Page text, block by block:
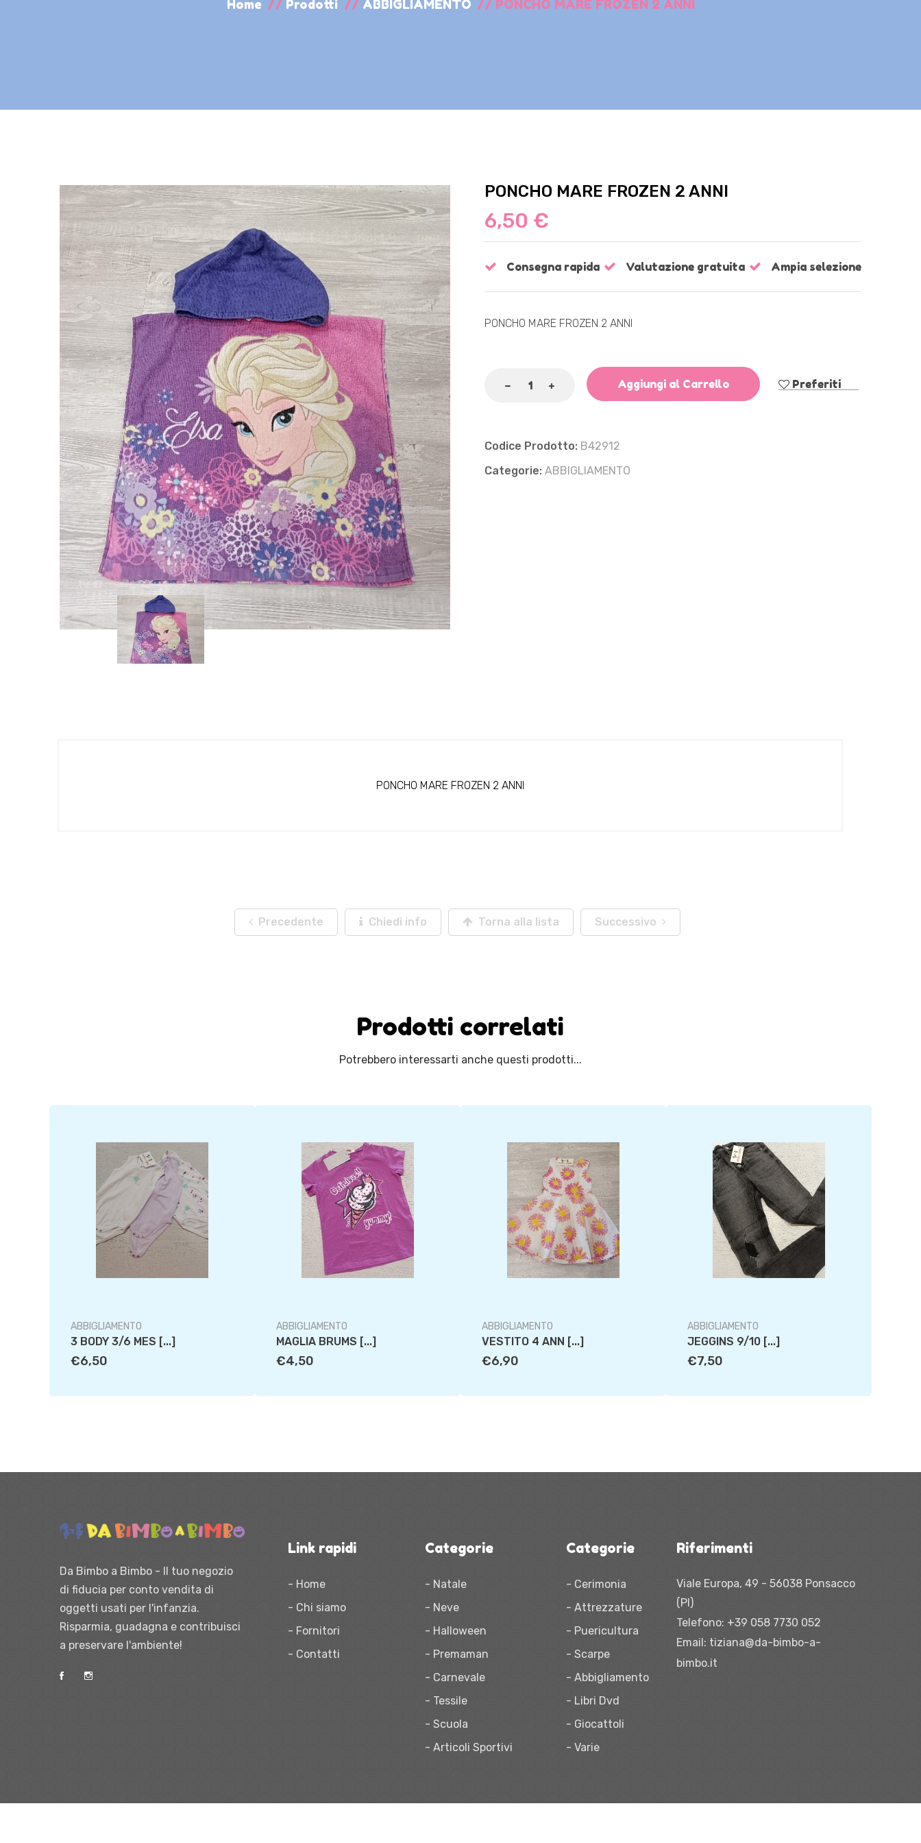
Home // Prodotti // ABBIGLIAMENTO // PONCHO MARE FROZEN 2 ANNI
PONCHO MARE FROZEN 2 ANNI
6,50 €
Consegna rapida Valutazione gratuita Ampia selezione
PONCHO MARE FROZEN 2 ANNI
Aggiungi al Carrello Preferiti
Codice Prodotto: B42912
Categorie: ABBIGLIAMENTO
PONCHO MARE FROZEN 2 ANNI
Precedente Chiedi info Torna alla lista Successivo
Prodotti correlati
Potrebbero interessarti anche questi prodotti...
ABBIGLIAMENTO
3 BODY 3/6 MES [...]
€6,50
ABBIGLIAMENTO
MAGLIA BRUMS [...]
€4,50
ABBIGLIAMENTO
VESTITO 4 ANN [...]
€6,90
ABBIGLIAMENTO
JEGGINS 9/10 [...]
€7,50
Da Bimbo a Bimbo - Il tuo negozio
di fiducia per conto vendita di
oggetti usati per l'infanzia.
Risparmia, guadagna e contribuisci
a preservare l'ambiente!
Link rapidi
- Home
- Chi siamo
- Fornitori
- Contatti
Categorie
- Natale
- Neve
- Halloween
- Premaman
- Carnevale
- Tessile
- Scuola
- Articoli Sportivi
Categorie
- Cerimonia
- Attrezzature
- Puericultura
- Scarpe
- Abbigliamento
- Libri Dvd
- Giocattoli
- Varie
Riferimenti
Viale Europa, 49 - 56038 Ponsacco
(PI)
Telefono: +39 058 7730 052
Email: tiziana@da-bimbo-a-
bimbo.it